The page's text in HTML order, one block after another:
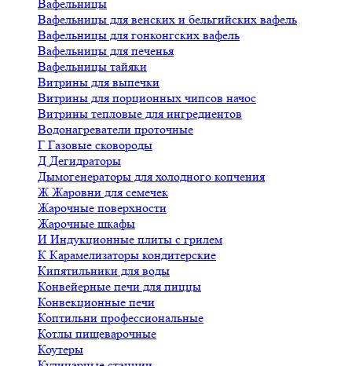
Вафельницы
Вафельницы для венских и бельгийских вафель
Вафельницы для гонконгских вафель
Вафельницы для печенья
Вафельницы тайяки
Витрины для выпечки
Витрины для порционных чипсов начос
Витрины тепловые для ингредиентов
Водонагреватели проточные
Г Газовые сковороды
Д Дегидраторы
Дымогенераторы для холодного копчения
ЖЖаровни для семечек
Жарочные поверхности
Жарочные шкафы
И Индукционные плиты с грилем
К Карамелизаторы кондитерские
Кипятильники для воды
Конвейерные печи для пиццы
Конвекционные печи
Коптильни профессиональные
Котлы пищеварочные
Коутеры